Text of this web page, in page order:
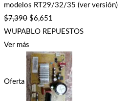
modelos RT29/32/35 (ver versión)
$7,390 $6,651
WUPABLO REPUESTOS
Ver más
Oferta